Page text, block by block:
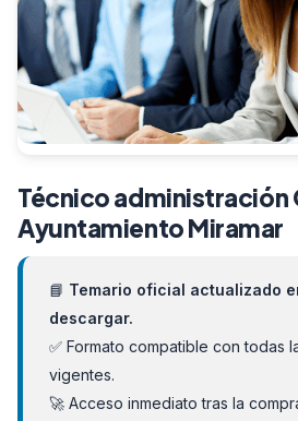
Técnico administración
Ayuntamiento Miramar
📘 Temario oficial actualizado
descargar.
✅ Formato compatible con todas
vigentes.
🚀 Acceso inmediato tras la